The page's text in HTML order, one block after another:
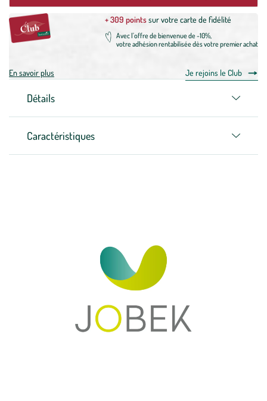
+ 309 pointssur votre carte de fidélité
Avec l'offre de bienvenue de -10%,
votre adhésion rentabilisée dès votre premier achat
En savoir plus Je rejoins le Club
Détails
Caractéristiques